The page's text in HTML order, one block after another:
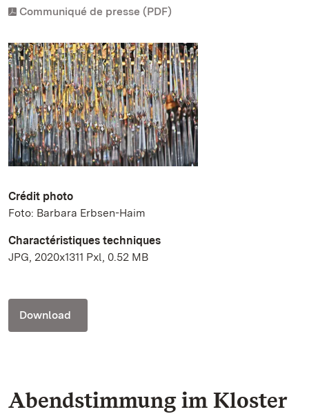
Communiqué de presse (PDF)
Crédit photo
Foto: Barbara Erbsen-Haim
Charactéristiques techniques
JPG, 2020x1311 Pxl, 0.52 MB
Download
Abendstimmung im Kloster